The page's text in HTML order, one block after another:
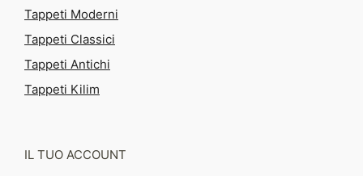
Tappeti Moderni
Tappeti Classici
Tappeti Antichi
Tappeti Kilim
IL TUO ACCOUNT